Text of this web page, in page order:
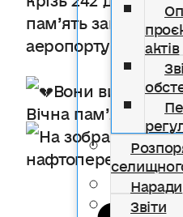
актів
Наради
Звіти
пам’ять загиблих
аеропорту —
Вони вистояли
Вічна пам’ять та